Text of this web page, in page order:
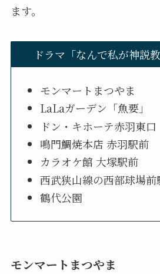
ます。
ドラマ「なんで私が神説
モンマートまつやま
LaLaガーデン「魚要」
ドン・キホーテ赤羽東口
鳴門鯛焼本店 赤羽駅前
カラオケ館 大塚駅前
西武狭山線の西部球場前
鶴代公園
モンマートまつやま